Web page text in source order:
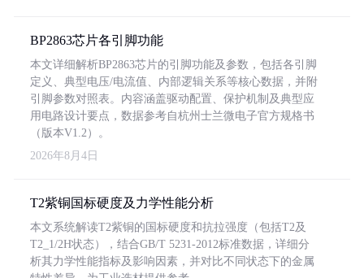
BP2863芯片各引脚功能
本文详细解析BP2863芯片的引脚功能及参数，包括各引脚
定义、典型电压/电流值、内部逻辑关系等核心数据，并附
引脚参数对照表。内容涵盖驱动配置、保护机制及典型应
用电路设计要点，数据参考自杭州士兰微电子官方规格书
（版本V1.2）。
2026年8月4日
T2紫铜国标硬度及力学性能分析
本文系统解读T2紫铜的国标硬度和抗拉强度（包括T2及
T2_1/2H状态），结合GB/T 5231-2012标准数据，详细分
析其力学性能指标及影响因素，并对比不同状态下的金属